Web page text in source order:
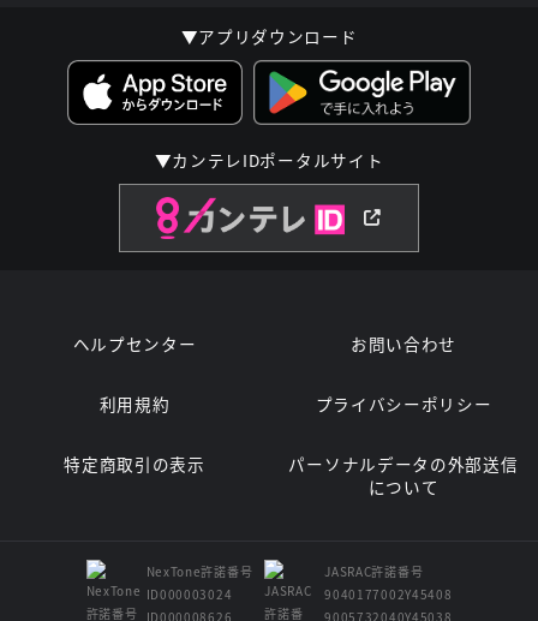
▼アプリダウンロード
▼カンテレIDポータルサイト
ヘルプセンター お問い合わせ
利用規約 プライバシーポリシー
特定商取引の表示
パーソナルデータの外部送信
について
NexTone許諾番号
ID000003024
ID000008626
JASRAC許諾番号
9040177002Y45408
9005732040Y45038